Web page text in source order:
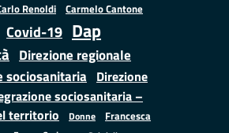
Renoldi Carmelo Cantone
Covid-19 Dap
Direzione regionale
sociosanitaria Direzione
sociosanitaria –
territorio
Donne
Francesca